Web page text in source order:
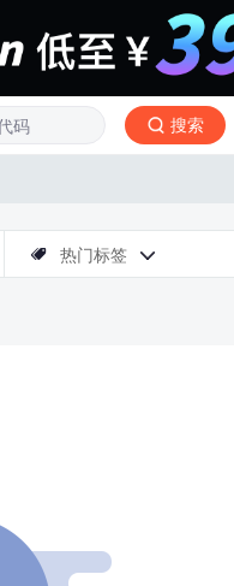
搜索
 热门标签 